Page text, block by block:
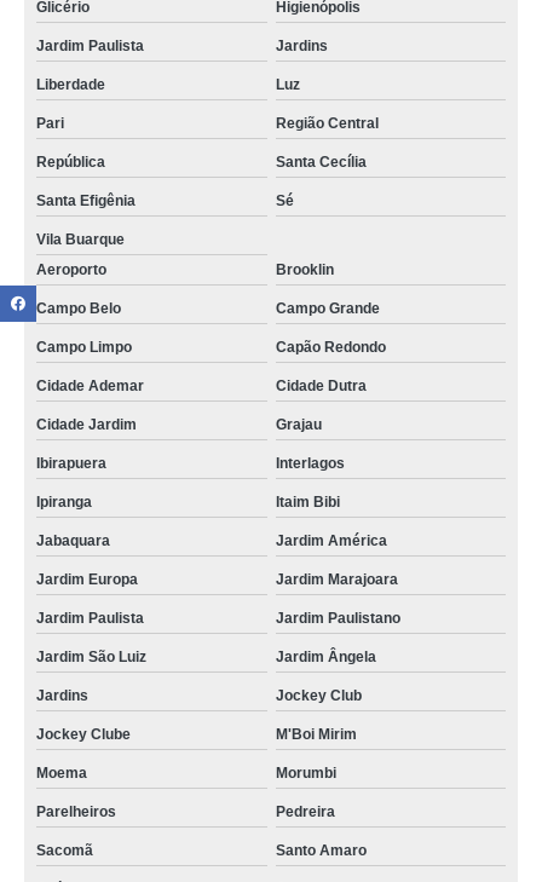
Glicério Higienópolis
Jardim Paulista Jardins
Liberdade Luz
Pari Região Central
República Santa Cecília
Santa Efigênia Sé
Vila Buarque
Aeroporto
Brooklin
Campo Belo Campo Grande
Campo Limpo Capão Redondo
Cidade Ademar Cidade Dutra
Cidade Jardim Grajau
Ibirapuera Interlagos
Ipiranga Itaim Bibi
Jabaquara Jardim América
Jardim Europa Jardim Marajoara
Jardim Paulista Jardim Paulistano
Jardim São Luiz Jardim Ângela
Jardins Jockey Club
Jockey Clube M'Boi Mirim
Moema Morumbi
Parelheiros Pedreira
Sacomã Santo Amaro